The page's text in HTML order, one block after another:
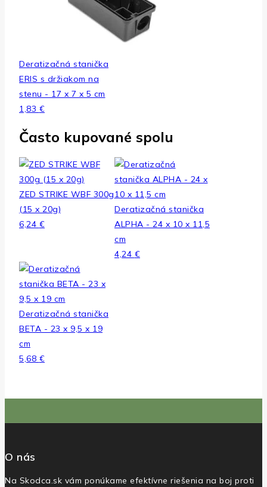
Deratizačná stanička
ERIS s držiakom na
stenu - 17 x 7 x 5 cm
1,83 €
Často kupované spolu
ZED STRIKE WBF 300g
(15 x 20g)
6,24 €
Deratizačná stanička
ALPHA - 24 x 10 x 11,5
cm
4,24 €
Deratizačná stanička
BETA - 23 x 9,5 x 19
cm
5,68 €
O nás
Na Skodca.sk vám ponúkame efektívne riešenia na boj proti